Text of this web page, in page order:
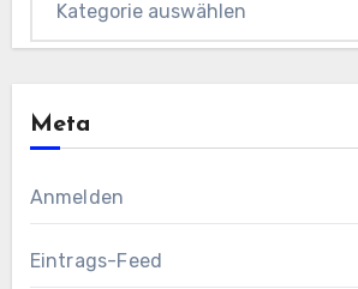
Meta
Anmelden
Eintrags-Feed